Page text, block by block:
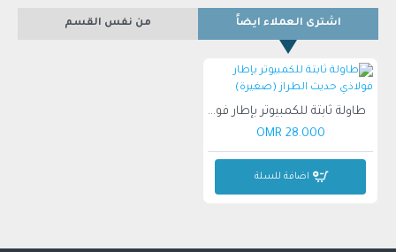
[سهل التركيب] سهولة التركيب مضمونة. اتبع ورقة التعليمات، ولكن
إذا كنت بحاجة إلى أي دعم، فلا تتردد في الاتصال بنا!
لم يتبخل ام اتش اف على مواد عالية الجودة عندما يتعلق الأمر
وسيبقى منتعشًا أثناء اللعب.
اشترى العملاء ايضاً من نفس القسم
طاولة ثابتة للكمبيوتر بإطار فولاذي حديث الطراز (صغيرة)
28.000 OMR
اضافة للسلة